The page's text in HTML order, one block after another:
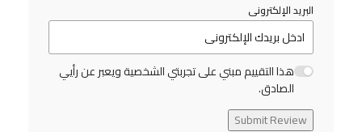
البريد الإلكترونى
هذا التقييم مبني على تجربتي الشخصية ويعبر عن رأيي
الصادق.
Submit Review